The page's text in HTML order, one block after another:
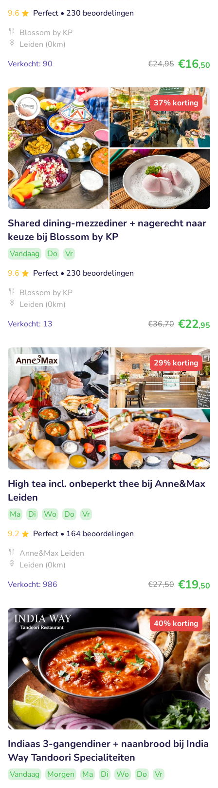
9.6
Perfect • 230 beoordelingen
Blossom by KP
Leiden (0km)
Verkocht: 90
€24,95 €16,50
37% korting
Shared dining-mezzediner + nagerecht naar
keuze bij Blossom by KP
Vandaag Do
Vr
9.6
Perfect • 230 beoordelingen
Blossom by KP
Leiden (0km)
Verkocht: 13
€36,70 €22,95
29% korting
High tea incl. onbeperkt thee bij Anne&Max
Leiden
Ma Di Wo Do
Vr
9.2
Perfect • 164 beoordelingen
Anne&Max Leiden
Leiden (0km)
Verkocht: 986
€27,50 €19,50
40% korting
Indiaas 3-gangendiner + naanbrood bij India
Way Tandoori Specialiteiten
Vandaag Morgen Ma Di Wo Do
Vr